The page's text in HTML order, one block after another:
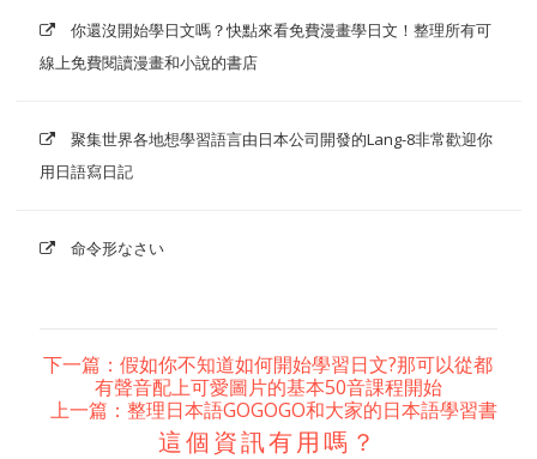
你還沒開始學日文嗎？快點來看免費漫畫學日文！整理所有可
線上免費閱讀漫畫和小說的書店
聚集世界各地想學習語言由日本公司開發的Lang-8非常歡迎你
用日語寫日記
命令形なさい
下一篇：假如你不知道如何開始學習日文?那可以從都
有聲音配上可愛圖片的基本50音課程開始
上一篇：整理日本語GOGOGO和大家的日本語學習書
這個資訊有用嗎？